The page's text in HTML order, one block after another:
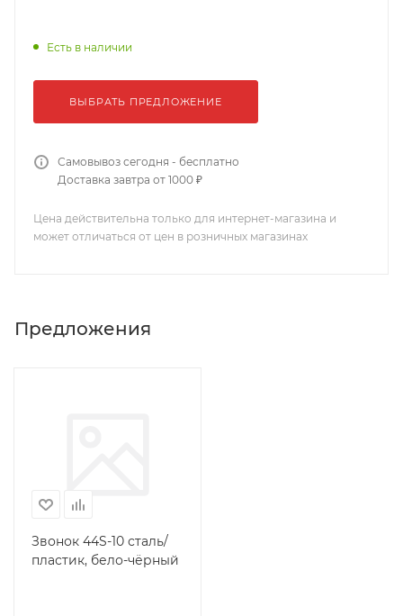
Есть в наличии
ВЫБРАТЬ ПРЕДЛОЖЕНИЕ
Самовывоз сегодня - бесплатно
Доставка завтра от 1000 ₽
Цена действительна только для интернет-магазина и
может отличаться от цен в розничных магазинах
Предложения
Звонок 44S-10 сталь/
пластик, бело-чёрный